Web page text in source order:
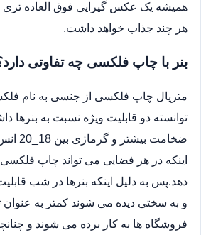
همیشه یک عکس گیرایی فوق العاده
هر چند جذاب خواهد داشت.
بنر با چاپ فلکسی چه تفاوتی
متریال چاپ فلکسی از جنسی به نام
توانسته دو قابلیت ویژه نسبت به بنرها
ضخامت
اینکه در هر فضایی می تواند چاپ فلکسی
دهد.پس به دلیل اینکه بنرها در شب
و به سختی دیده می شوند کمتر به عنوان
فروشگاه ها به کار برده می شوند و